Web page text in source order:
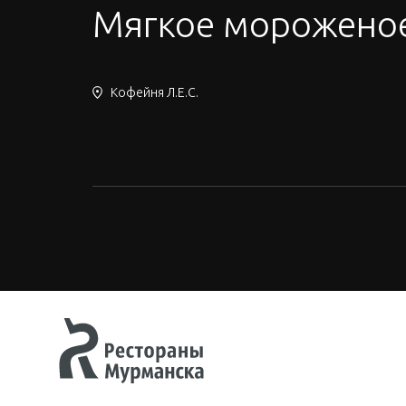
Мягкое
Кофейня Л.Е.С.